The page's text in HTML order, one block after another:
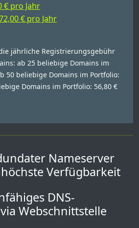
€ pro Jahr
€ pro Jahr
jährliche Registrierungsgebühr
ab 25 beliebige Domains im
50 beliebige Domains im Portfolio:
Domains im Portfolio: 56,80 €
Nameserver
Verfügbarkeit
DNS-
Webschnittstelle